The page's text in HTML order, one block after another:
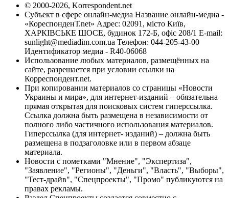
© 2000-2026, Korrespondent.net
Субъект в сфере онлайн-медиа Название онлайн-медиа -
«КореспонденТ.net» Адрес: 02091, місто Київ,
ХАРКІВСЬКЕ ШОСЕ, будинок 172-Б, офіс 208/1 E-mail:
sunlight@mediadim.com.ua Телефон: 044-205-43-00
Идентификатор медиа - R40-06068
Использование любых материалов, размещённых на
сайте, разрешается при условии ссылки на
Корреспондент.net.
При копировании материалов со страницы «Новости
Украины и мира», для интернет-изданий – обязательна
прямая открытая для поисковых систем гиперссылка.
Ссылка должна быть размещена в независимости от
полного либо частичного использования материалов.
Гиперссылка (для интернет- изданий) – должна быть
размещена в подзаголовке или в первом абзаце
материала.
Новости с пометками "Мнение", "Экспертиза",
"Заявление", "Регионы", "Деньги", "Власть", "Выборы",
"Тест-драйв", "Спецпроекты", "Промо" публикуются на
правах рекламы.